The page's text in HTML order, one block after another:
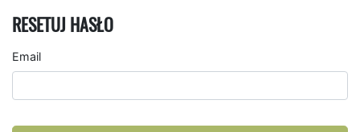
RESETUJ HASŁO
Email